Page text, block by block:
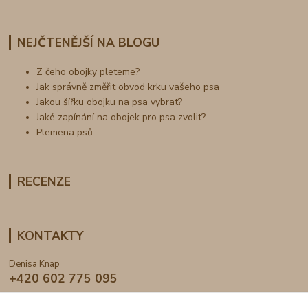
NEJČTENĚJŠÍ NA BLOGU
Z čeho obojky pleteme?
Jak správně změřit obvod krku vašeho psa
Jakou šířku obojku na psa vybrat?
Jaké zapínání na obojek pro psa zvolit?
Plemena psů
RECENZE
KONTAKTY
Denisa Knap
+420 602 775 095